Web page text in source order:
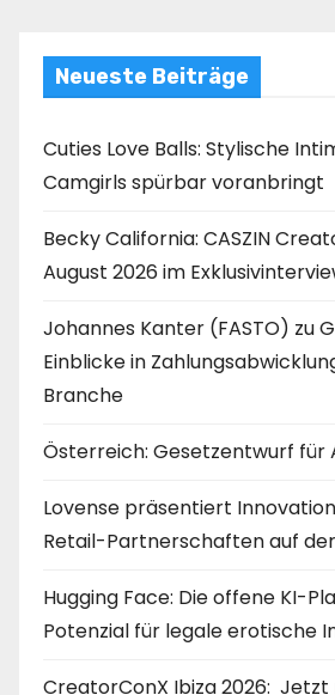
Neueste Beiträge
Cuties Love Balls: Stylische
Camgirls spürbar voranbringt
Becky California: CASZIN
August 2026 im
Johannes Kanter (FASTO) zu
Einblicke in
Branche
Österreich: Gesetzentwurf für
Lovense präsentiert
Retail-Partnerschaften auf der
Hugging Face: Die offene KI-
Potenzial für legale erotische
CreatorConX Ibiza 2026: